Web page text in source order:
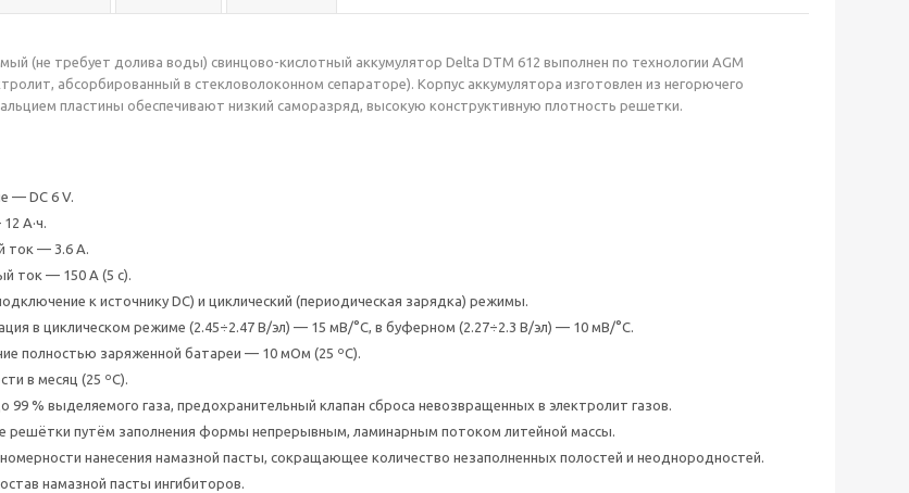
(не требует долива воды) свинцово-кислотный аккумулятор Delta DTM 612 выполнен по технологии AGM
абсорбированный в стекловолоконном сепараторе). Корпус аккумулятора изготовлен из негорючего
пластины обеспечивают низкий саморазряд, высокую конструктивную плотность решетки.
— DC 6 V.
А·ч.
ток — 3.6 А.
ток — 150 А (5 с).
к источнику DC) и циклический (периодическая зарядка) режимы.
в циклическом режиме (2.45÷2.47 В/эл) — 15 мВ/°C, в буферном (2.27÷2.3 В/эл) — 10 мВ/°C.
полностью заряженной батареи — 10 мОм (25 ºС).
в месяц (25 ºС).
99 % выделяемого газа, предохранительный клапан сброса невозвращенных в электролит газов.
решётки путём заполнения формы непрерывным, ламинарным потоком литейной массы.
нанесения намазной пасты, сокращающее количество незаполненных полостей и неоднородностей.
намазной пасты ингибиторов.